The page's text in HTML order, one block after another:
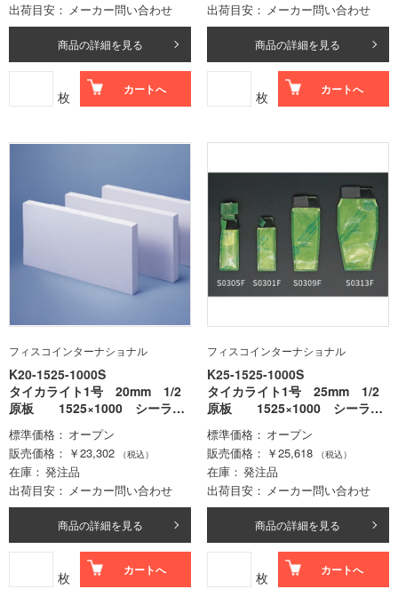
出荷目安
メーカー問い合わせ
商品の詳細を見る
枚 カートへ
出荷目安
メーカー問い合わせ
商品の詳細を見る
枚 カートへ
フィスコインターナショナル
K20-1525-1000S
タイカライト1号 20mm 1/2
原板 1525×1000 シーラー
処理品
標準価格
オープン
販売価格
￥23,302 （税込）
在庫
発注品
出荷目安
メーカー問い合わせ
商品の詳細を見る
枚 カートへ
フィスコインターナショナル
K25-1525-1000S
タイカライト1号 25mm 1/2
原板 1525×1000 シーラー
処理品
標準価格
オープン
販売価格
￥25,618 （税込）
在庫
発注品
出荷目安
メーカー問い合わせ
商品の詳細を見る
枚 カートへ